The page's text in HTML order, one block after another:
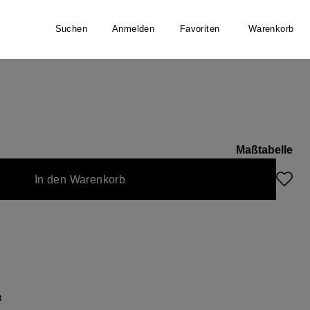
Suchen Anmelden Favoriten Warenkorb
Maßtabelle
In den Warenkorb